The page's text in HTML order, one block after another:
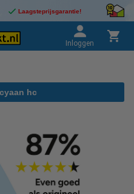
Laagsteprijsgarantie!
Inloggen
hc